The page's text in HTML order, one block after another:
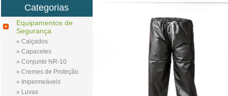
Categorias
Equipamentos de
Segurança
» Calçados
» Capacetes
» Conjunto NR-10
» Cremes de Proteção
» Impermeáveis
» Luvas